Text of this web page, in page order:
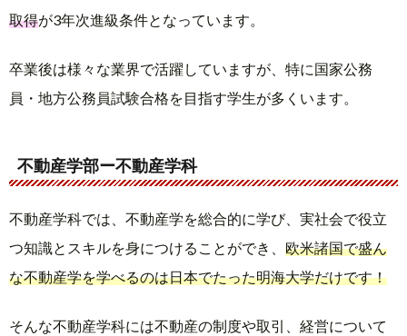
取得が3年次進級条件となっています。
卒業後は様々な業界で活躍していますが、特に国家公務
員・地方公務員試験合格を目指す学生が多くいます。
不動産学部ー不動産学科
不動産学科では、不動産学を総合的に学び、実社会で役立
つ知識とスキルを身につけることができ、 欧米諸国で盛ん
な不動産学を学べるのは日本でたった明海大学だけです！
そんな不動産学科には不動産の制度や取引、経営について